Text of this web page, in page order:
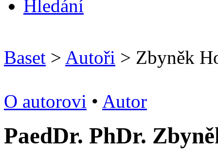
Hledání
Baset > Autoři > Zbyněk
O autorovi • Autor
PaedDr. PhDr.